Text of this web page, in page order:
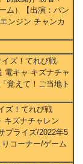
ム）【出演：パン
ンジン チャンカ
ズ！てれび戦
電キャ キズナチャ
覚えて！ご当地ト
ズ！てれび戦
キズナチャレン
プライズ/2022年5
コーナー/ゲーム